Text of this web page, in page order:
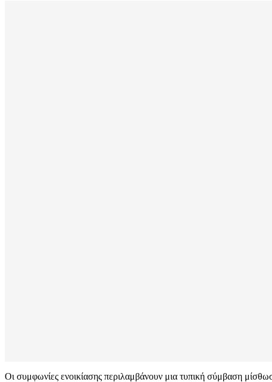
Οι συμφωνίες ενοικίασης περιλαμβάνουν μια τυπική σύμβαση